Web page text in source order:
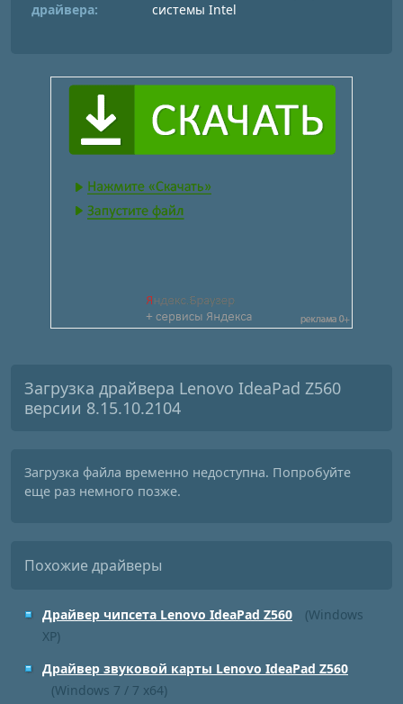
драйвера:
системы Intel
Загрузка драйвера Lenovo IdeaPad Z560
версии 8.15.10.2104
Загрузка файла временно недоступна. Попробуйте
еще раз немного позже.
Похожие драйверы
Драйвер чипсета Lenovo IdeaPad Z560
(Windows
XP)
Драйвер звуковой карты Lenovo IdeaPad Z560
(Windows 7 / 7 x64)